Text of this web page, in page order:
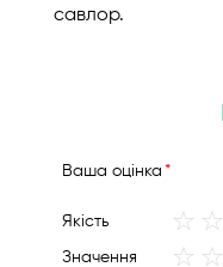
савлор.
Вашa оцінка
Якість
1
Значення
1